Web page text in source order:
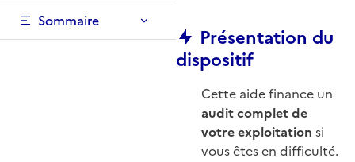
Sommaire
Présentation du
dispositif
Cette aide finance un
audit complet de
votre exploitation si
vous êtes en difficulté.